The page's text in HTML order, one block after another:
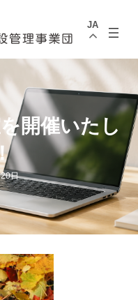
JA
開催いたし
日